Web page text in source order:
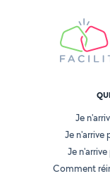
Je
Je n'arrive
Je
Comment